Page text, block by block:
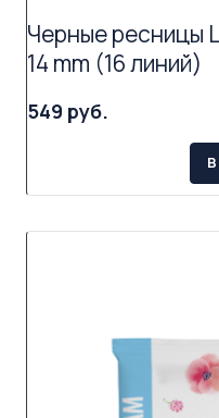
Черные ресницы
14 mm (16 линий)
549 руб.